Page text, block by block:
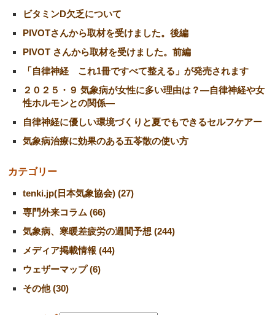
ビタミンD欠乏について
PIVOTさんから取材を受けました。後編
PIVOT さんから取材を受けました。前編
「自律神経 これ1冊ですべて整える」が発売されます
２０２５・９ 気象病が女性に多い理由は？―自律神経や女
性ホルモンとの関係―
自律神経に優しい環境づくりと夏でもできるセルフケアー
気象病治療に効果のある五苓散の使い方
カテゴリー
tenki.jp(日本気象協会) (27)
専門外来コラム (66)
気象病、寒暖差疲労の週間予想 (244)
メディア掲載情報 (44)
ウェザーマップ (6)
その他 (30)